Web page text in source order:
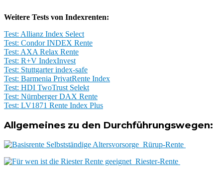
Weitere Tests von Indexrenten:
Test: Allianz Index Select
Test: Condor INDEX Rente
Test: AXA Relax Rente
Test: R+V IndexInvest
Test: Stuttgarter index-safe
Test: Barmenia PrivatRente Index
Test: HDI TwoTrust Selekt
Test: Nürnberger DAX Rente
Test: LV1871 Rente Index Plus
Allgemeines zu den Durchführungswegen:
Rürup-Rente
Riester-Rente